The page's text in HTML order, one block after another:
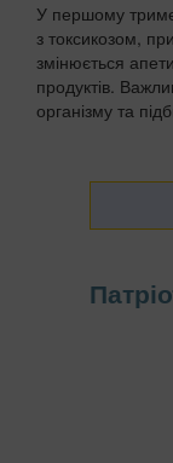
У першому
з токсикозом,
змінюється
продуктів.
організму та